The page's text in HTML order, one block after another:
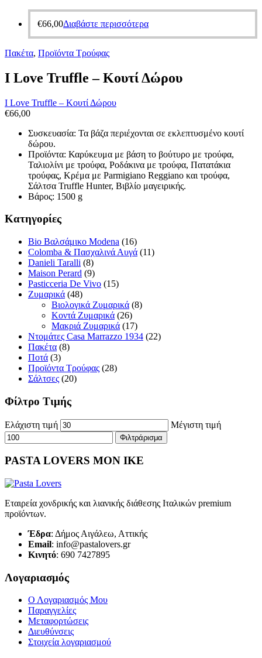
€66,00Διαβάστε περισσότερα
Πακέτα, Προϊόντα Τρούφας
I Love Truffle – Κουτί Δώρου
I Love Truffle – Κουτί Δώρου
€66,00
Συσκευασία: Τα βάζα περιέχονται σε εκλεπτυσμένο κουτί
δώρου.
Προϊόντα: Καρύκευμα με βάση το βούτυρο με τρούφα,
Ταλιολίνι με τρούφα, Ροδάκινα με τρούφα, Πατατάκια
τρούφας, Κρέμα με Parmigiano Reggiano και τρούφα,
Σάλτσα Truffle Hunter, Βιβλίο μαγειρικής.
Βάρος: 1500 g
Κατηγορίες
Bio Βαλσάμικο Modena (16)
Colomba & Πασχαλινά Αυγά (11)
Danieli Taralli (8)
Maison Perard (9)
Pasticceria De Vivo (15)
Ζυμαρικά (48)
Βιολογικά Ζυμαρικά (8)
Κοντά Ζυμαρικά (26)
Μακριά Ζυμαρικά (17)
Ντομάτες Casa Marrazzo 1934 (22)
Πακέτα (8)
Ποτά (3)
Προϊόντα Τρούφας (28)
Σάλτσες (20)
Φίλτρο Τιμής
Ελάχιστη τιμή Μέγιστη τιμή
Φιλτράρισμα
PASTA LOVERS ΜΟΝ ΙΚΕ
Εταιρεία χονδρικής και λιανικής διάθεσης Ιταλικών premium
προϊόντων.
Έδρα: Δήμος Αιγάλεω, Αττικής
Email: info@pastalovers.gr
Κινητό: 690 7427895
Λογαριασμός
Ο Λογαριασμός Μου
Παραγγελίες
Μεταφορτώσεις
Διευθύνσεις
Στοιχεία λογαριασμού